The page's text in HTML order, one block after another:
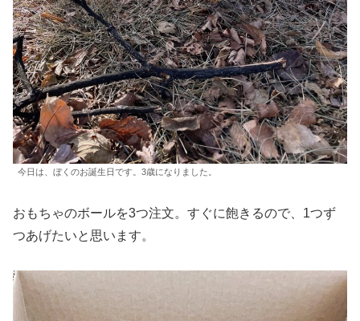
今日は、ぼくのお誕生日です。3歳になりました。
おもちゃのボールを3つ注文。すぐに飽きるので、1つず
つあげたいと思います。